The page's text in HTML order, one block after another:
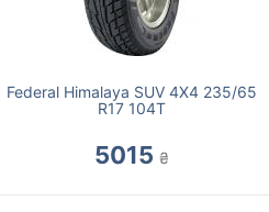
Federal Himalaya SUV 4X4 235/65
R17 104T
5015 ₴